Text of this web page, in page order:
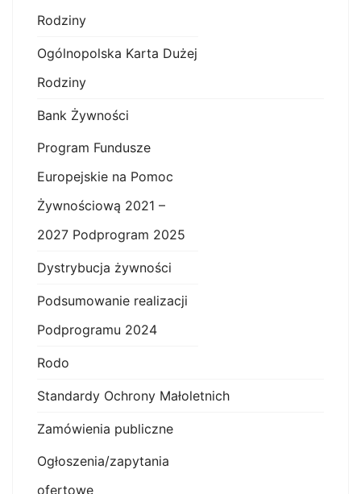
Rodziny
Ogólnopolska Karta Dużej
Rodziny
Bank Żywności
Program Fundusze
Europejskie na Pomoc
Żywnościową 2021 –
2027 Podprogram 2025
Dystrybucja żywności
Podsumowanie realizacji
Podprogramu 2024
Rodo
Standardy Ochrony Małoletnich
Zamówienia publiczne
Ogłoszenia/zapytania
ofertowe